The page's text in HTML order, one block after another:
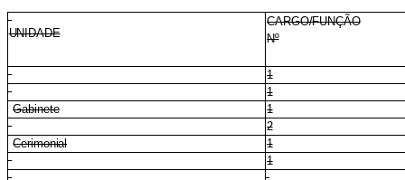
UNIDADE
CARGO/FUNÇÃO
Nº
1
1
Gabinete
1
2
Cerimonial
1
1